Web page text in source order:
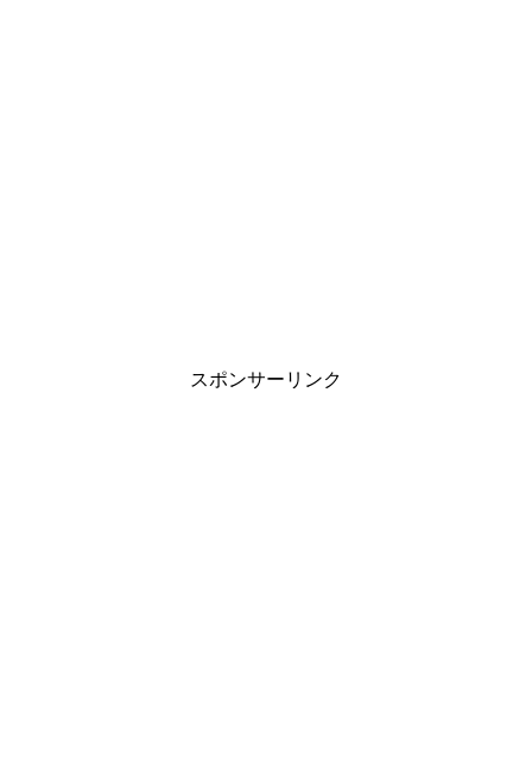
スポンサーリンク